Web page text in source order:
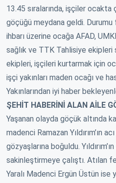
13.45 sıralarında, işçiler ocakta
göçüğü meydana geldi.
ihbarı üzerine ocağa AFAD,
sağlık ve TTK Tahlisiye
ekipleri, işçileri kurtarmak için
işçi yakınları maden ocağı ve
Yakınlarından iyi haber
ŞEHİT HABERİNİ ALAN AİLE
Yaşanan olayda göçük altında
madenci Ramazan Yıldırım’ın
gözyaşlarına boğuldu.
sakinleştirmeye çalıştı. Atılan
Yaralı Madenci Ergün Üstün ise